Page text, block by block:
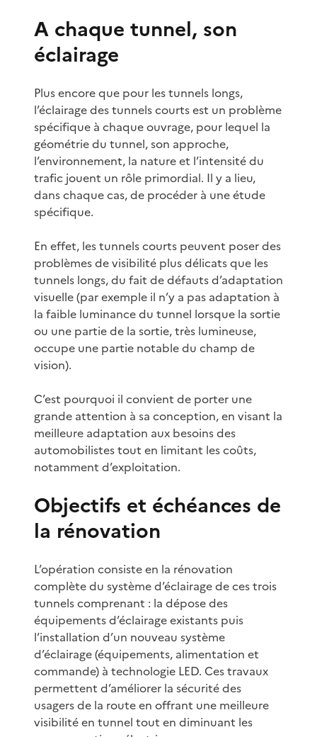
A chaque tunnel, son
éclairage
Plus encore que pour les tunnels longs,
l’éclairage des tunnels courts est un problème
spécifique à chaque ouvrage, pour lequel la
géométrie du tunnel, son approche,
l’environnement, la nature et l’intensité du
trafic jouent un rôle primordial. Il y a lieu,
dans chaque cas, de procéder à une étude
spécifique.
En effet, les tunnels courts peuvent poser des
problèmes de visibilité plus délicats que les
tunnels longs, du fait de défauts d’adaptation
visuelle (par exemple il n’y a pas adaptation à
la faible luminance du tunnel lorsque la sortie
ou une partie de la sortie, très lumineuse,
occupe une partie notable du champ de
vision).
C’est pourquoi il convient de porter une
grande attention à sa conception, en visant la
meilleure adaptation aux besoins des
automobilistes tout en limitant les coûts,
notamment d’exploitation.
Objectifs et échéances de
la rénovation
L’opération consiste en la rénovation
complète du système d’éclairage de ces trois
tunnels comprenant : la dépose des
équipements d’éclairage existants puis
l’installation d’un nouveau système
d’éclairage (équipements, alimentation et
commande) à technologie LED. Ces travaux
permettent d’améliorer la sécurité des
usagers de la route en offrant une meilleure
visibilité en tunnel tout en diminuant les